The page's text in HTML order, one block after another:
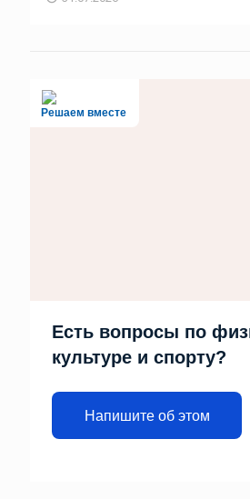
Решаем вместе
Есть вопросы по
культуре и спорту?
Напишите об этом